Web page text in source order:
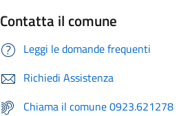
Contatta il comune
Leggi le domande frequenti
Richiedi Assistenza
Chiama il comune 0923.621278